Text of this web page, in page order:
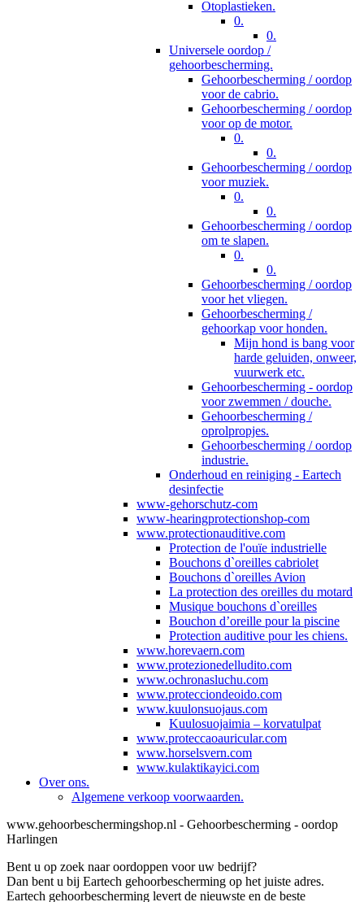
Otoplastieken.
0.
0.
Universele oordop /
gehoorbescherming.
Gehoorbescherming / oordop
voor de cabrio.
Gehoorbescherming / oordop
voor op de motor.
0.
0.
Gehoorbescherming / oordop
voor muziek.
0.
0.
Gehoorbescherming / oordop
om te slapen.
0.
0.
Gehoorbescherming / oordop
voor het vliegen.
Gehoorbescherming /
gehoorkap voor honden.
Mijn hond is bang voor
harde geluiden, onweer,
vuurwerk etc.
Gehoorbescherming - oordop
voor zwemmen / douche.
Gehoorbescherming /
oprolpropjes.
Gehoorbescherming / oordop
industrie.
Onderhoud en reiniging - Eartech
desinfectie
www-gehorschutz-com
www-hearingprotectionshop-com
www.protectionauditive.com
Protection de l'ouïe industrielle
Bouchons d`oreilles cabriolet
Bouchons d`oreilles Avion
La protection des oreilles du motard
Musique bouchons d`oreilles
Bouchon d’oreille pour la piscine
Protection auditive pour les chiens.
www.horevaern.com
www.protezionedelludito.com
www.ochronasluchu.com
www.protecciondeoido.com
www.kuulonsuojaus.com
Kuulosuojaimia – korvatulpat
www.proteccaoauricular.com
www.horselsvern.com
www.kulaktikayici.com
Over ons.
Algemene verkoop voorwaarden.
www.gehoorbeschermingshop.nl - Gehoorbescherming - oordop
Harlingen
Bent u op zoek naar oordoppen voor uw bedrijf?
Dan bent u bij Eartech gehoorbescherming op het juiste adres.
Eartech gehoorbescherming levert de nieuwste en de beste